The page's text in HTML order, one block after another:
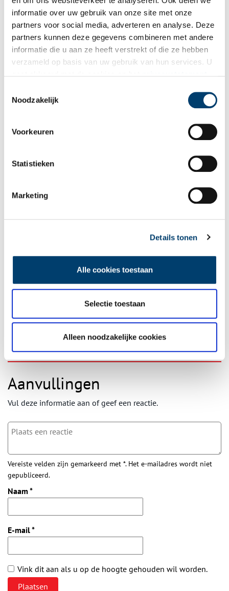
informatie over uw gebruik van onze site met onze
partners voor social media, adverteren en analyse. Deze
partners kunnen deze gegevens combineren met andere
informatie die u aan ze heeft verstrekt of die ze hebben
verzameld op basis van uw gebruik van hun services. U
Noodzakelijk
Voorkeuren
Statistieken
Marketing
Details tonen
Alle cookies toestaan
Selectie toestaan
Alleen noodzakelijke cookies
Publicatiedatum: 25/11/2010
Ontvang de nieuwsbrief
Wilt u op de hoogte blijven van de mooiste verhalen en het
laatste erfgoednieuws? Schrijf u dan nu in voor onze
Aanvullingen
Vul deze informatie aan of geef een reactie.
Vereiste velden zijn gemarkeerd met *. Het e-mailadres wordt niet
gepubliceerd.
Naam *
E-mail*
Vink dit aan als u op de hoogte gehouden wil worden.